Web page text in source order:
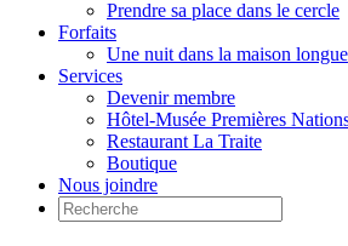
Prendre sa place dans le cercle
Forfaits
Une nuit dans la maison longue
Services
Devenir membre
Hôtel-Musée Premières
Restaurant La Traite
Boutique
Nous joindre